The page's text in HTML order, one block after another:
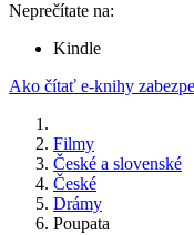
Neprečítate na:
Kindle
Ako čítať e-knihy
Filmy
České a slovenské
České
Drámy
Poupata